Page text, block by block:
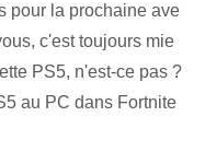
pour la prochaine ave
c'est toujours mie
PS5, n'est-ce pas ?
au PC dans Fortnite